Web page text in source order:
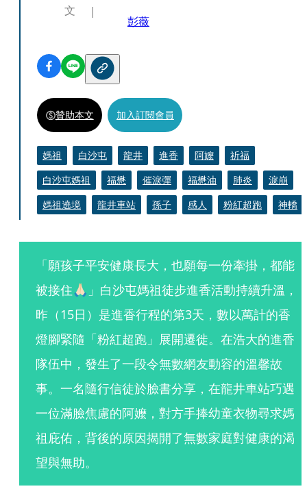
文
彭薇
贊助本文 加入訂閱會員
媽祖 白沙屯 龍井 進香 阿嬤
祈福
白沙屯媽祖
福懋 催淚彈 福懋油 肺炎
淚崩
媽祖遶境
龍井車站 孫子 感人 粉紅超跑 神轎
「願孩子平安健康長大，也願每一份牽掛，都能
被接住🙏🏻」白沙屯媽祖徒步進香活動持續升溫，
昨（15日）是進香行程的第3天，數以萬計的香
燈腳緊隨「粉紅超跑」展開遷徙。在浩大的進香
隊伍中，發生了一段令無數網友動容的溫馨故
事。一名隨行信徒於臉書分享，在龍井車站巧遇
一位滿臉焦慮的阿嬤，對方手捧幼童衣物尋求媽
祖庇佑，背後的原因揭開了無數家庭對健康的渴
望與無助。